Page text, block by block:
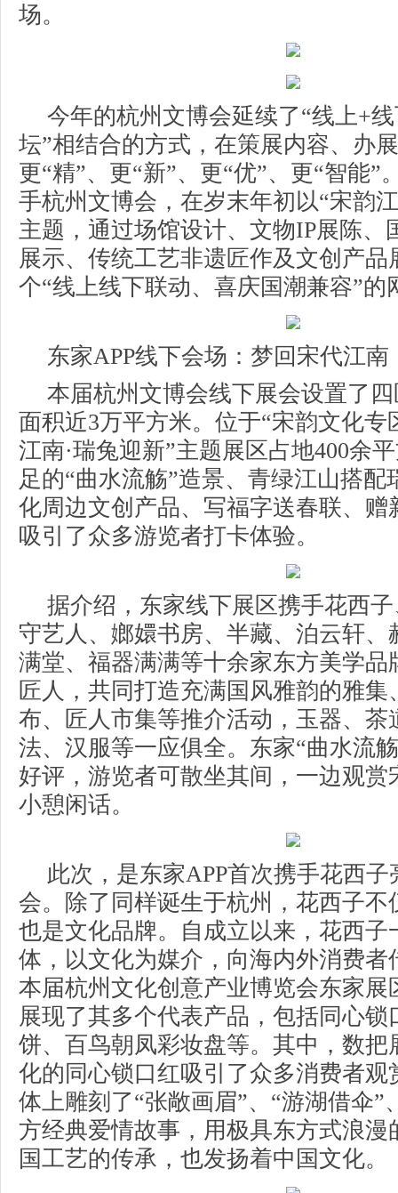
场。
今年的杭州文博会延续了“线上+
坛”相结合的方式，在策展内容、办
更“精”、更“新”、更“优”、更“智能”
手杭州文博会，在岁末年初以“宋韵
主题，通过场馆设计、文物IP展陈、
展示、传统工艺非遗匠作及文创产品
个“线上线下联动、喜庆国潮兼容”的
东家APP线下会场：梦回宋代江
本届杭州文博会线下展会设置了
面积近3万平方米。位于“宋韵文化专
江南·瑞兔迎新”主题展区占地400余
足的“曲水流觞”造景、青绿江山搭配
化周边文创产品、写福字送春联、
吸引了众多游览者打卡体验。
据介绍，东家线下展区携手花西
守艺人、嫏嬛书房、半藏、泊云轩、
满堂、福器满满等十余家东方美学品
匠人，共同打造充满国风雅韵的雅集
布、匠人市集等推介活动，玉器、茶
法、汉服等一应俱全。东家“曲水流
好评，游览者可散坐其间，一边观赏
小憩闲话。
此次，是东家APP首次携手花西
会。除了同样诞生于杭州，花西子不
也是文化品牌。自成立以来，花西子
体，以文化为媒介，向海内外消费者
本届杭州文化创意产业博览会东家展
展现了其多个代表产品，包括同心锁
饼、百鸟朝凤彩妆盘等。其中，数把
化的同心锁口红吸引了众多消费者观
体上雕刻了“张敞画眉”、“游湖借伞”
方经典爱情故事，用极具东方式浪漫
国工艺的传承，也发扬着中国文化。